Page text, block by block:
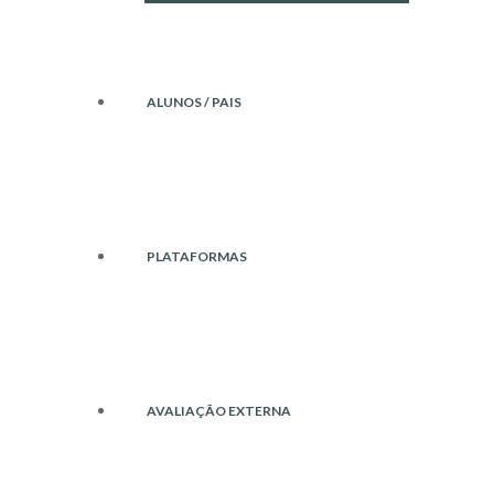
ALUNOS / PAIS
PLATAFORMAS
AVALIAÇÃO EXTERNA